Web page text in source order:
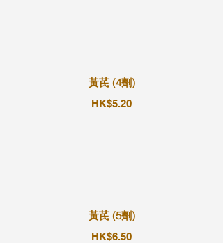
黃芪 (4劑)
HK$5.20
黃芪 (5劑)
HK$6.50